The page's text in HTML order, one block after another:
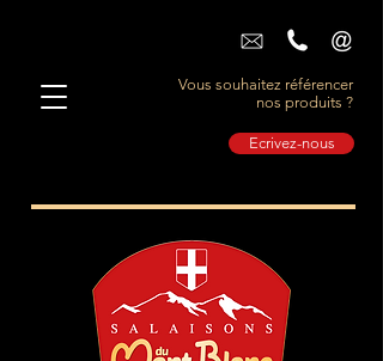
Vous souhaitez référencer
nos produits ?
Ecrivez-nous